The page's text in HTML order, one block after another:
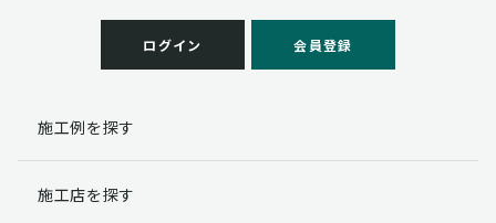
客様には、貴殿の個人情報の利用目的の通知、開示、訂
理・機密保持などによりお客様の個人情報の漏洩防止に
個人情報提出の任意性
ログイン 会員登録
施工例を探す
施工店を探す